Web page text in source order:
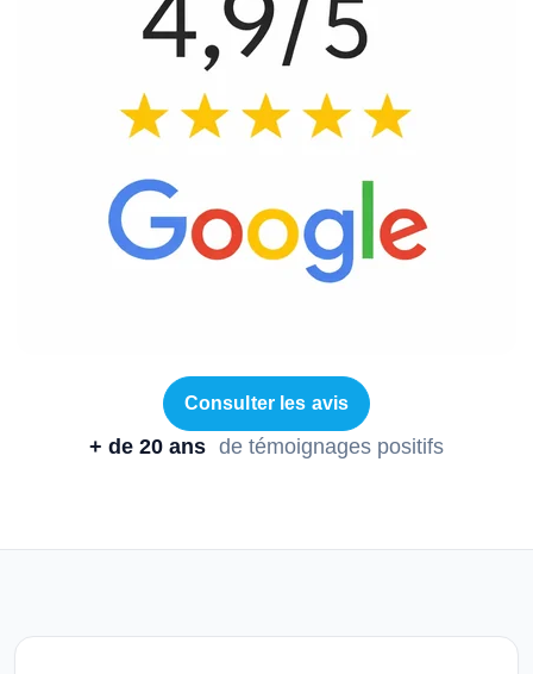
Consulter les avis
+ de 20 ans de témoignages positifs